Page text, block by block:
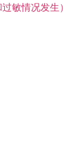
敏情况发生）